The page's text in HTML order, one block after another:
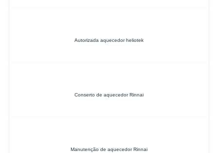
Autorizada aquecedor heliotek
Conserto de aquecedor Rinnai
Manutenção de aquecedor Rinnai